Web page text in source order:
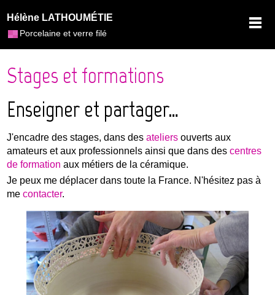
Hélène LATHOUMÉTIE
Porcelaine et verre filé
Stages et formations
Enseigner et partager…
J'encadre des stages, dans desateliers ouverts aux
amateurs et aux professionnels ainsi que dans descentres
de formation aux métiers de la céramique.
Je peux me déplacer dans toute la France. N'hésitez pas à
mecontacter.